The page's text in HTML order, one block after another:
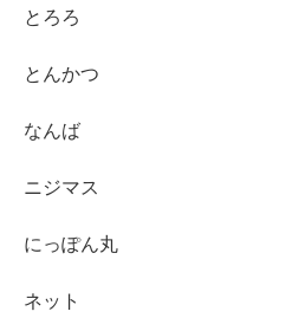
とろろ
とんかつ
なんば
ニジマス
にっぽん丸
ネット